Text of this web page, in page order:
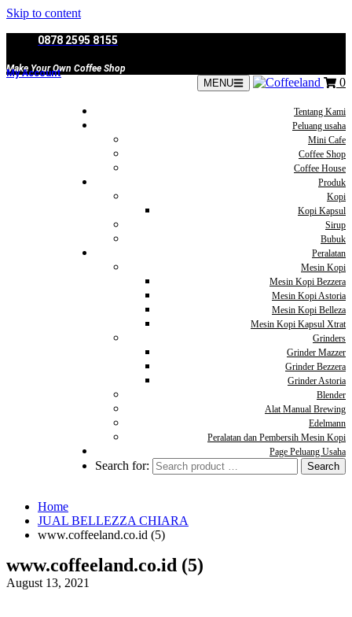
Skip to content
0878 2595 8155
Make Your Own Coffee Shop
My Account
MENU 0
Tentang Kami
Peluang usaha
Mini Cafe
Coffee Shop
Coffee House
Produk
Kopi
Kopi Kapsul
Sirup
Bubuk
Peralatan
Mesin Kopi
Mesin Kopi Bezzera
Mesin Kopi Astoria
Mesin Kopi Belleza
Mesin Kopi Kapsul Xtrat
Grinders
Grinder Mazzer
Grinder Bezzera
Grinder Astoria
Blender
Alat Manual Brewing
Edelmann
Peralatan dan Pembersih Mesin Kopi
Page Peluang Usaha
Search for:
Home
JUAL BELLEZZA CHIARA
www.coffeeland.co.id (5)
www.coffeeland.co.id (5)
August 13, 2021